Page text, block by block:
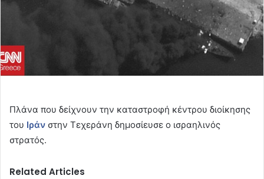
Πλάνα που δείχνουν την καταστροφή κέντρου διοίκησης
του Ιράν στην Τεχεράνη δημοσίευσε ο ισραηλινός
στρατός.
Related Articles